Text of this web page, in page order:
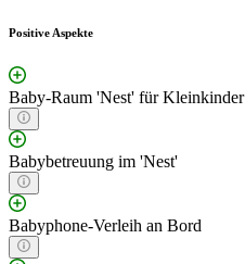
Positive Aspekte
Baby-Raum 'Nest' für Kleinkinder
Babybetreuung im 'Nest'
Babyphone-Verleih an Bord